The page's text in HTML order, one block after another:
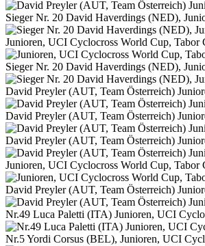
Sieger Nr. 20 David Haverdings (NED),
Junioren, UCI Cyclocross World Cup, Tabor
Sieger Nr. 20 David Haverdings (NED),
David Preyler (AUT, Team Österreich)
David Preyler (AUT, Team Österreich)
David Preyler (AUT, Team Österreich)
Junioren, UCI Cyclocross World Cup, Tabor
David Preyler (AUT, Team Österreich)
Nr.49 Luca Paletti (ITA) Junioren, UCI
Nr.5 Yordi Corsus (BEL), Junioren, UCI